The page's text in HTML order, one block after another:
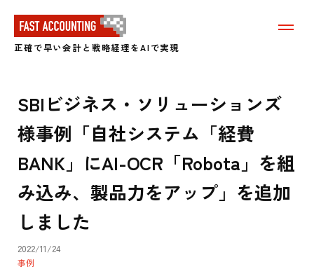
正確で早い会計と戦略経理をAIで実現
メ
SBIビジネス・ソリューションズ
様事例「自社システム「経費
BANK」にAI-OCR「Robota」を組
み込み、製品力をアップ」を追加
しました
2022/11/24
事例